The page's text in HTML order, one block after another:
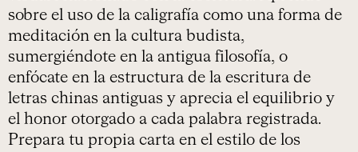
sobre el uso de la caligrafía como una forma de
meditación en la cultura budista,
sumergiéndote en la antigua filosofía, o
enfócate en la estructura de la escritura de
letras chinas antiguas y aprecia el equilibrio y
el honor otorgado a cada palabra registrada.
Prepara tu propia carta en el estilo de los